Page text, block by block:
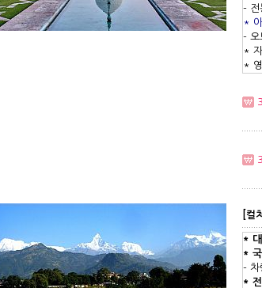
- 전
*
- 오
*
*
[컬
*
*
- 차
* 전